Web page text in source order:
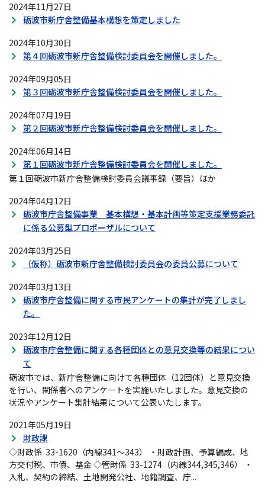
2024年11月27日
砺波市新庁舎整備基本構想を策定しました
2024年10月30日
第４回砺波市新庁舎整備検討委員会を開催しました。
2024年09月05日
第３回砺波市新庁舎整備検討委員会を開催しました。
2024年07月19日
第２回砺波市新庁舎整備検討委員会を開催しました。
2024年06月14日
第１回砺波市新庁舎整備検討委員会を開催しました。
第１回砺波市新庁舎整備検討委員会議事録（要旨）ほか
2024年04月12日
砺波市庁舎整備事業 基本構想・基本計画等策定支援業務委託
に係る公募型プロポーザルについて
2024年03月25日
（仮称）砺波市新庁舎整備検討委員会の委員公募について
2024年03月13日
砺波市庁舎整備に関する市民アンケートの集計が完了しまし
た。
2023年12月12日
砺波市庁舎整備に関する各種団体との意見交換等の結果につい
て
砺波市では、新庁舎整備に向けて各種団体（12団体）と意見交換
を行い、関係者へのアンケートを実施いたしました。意見交換の
状況やアンケート集計結果について公表いたします。
2021年05月19日
財政課
◇財政係 33-1620（内線341～343） ・財政計画、予算編成、地
方交付税、市債、基金 ◇管財係 33-1274（内線344,345,346） ・
入札、契約の締結、土地開発公社、地籍調査、庁...